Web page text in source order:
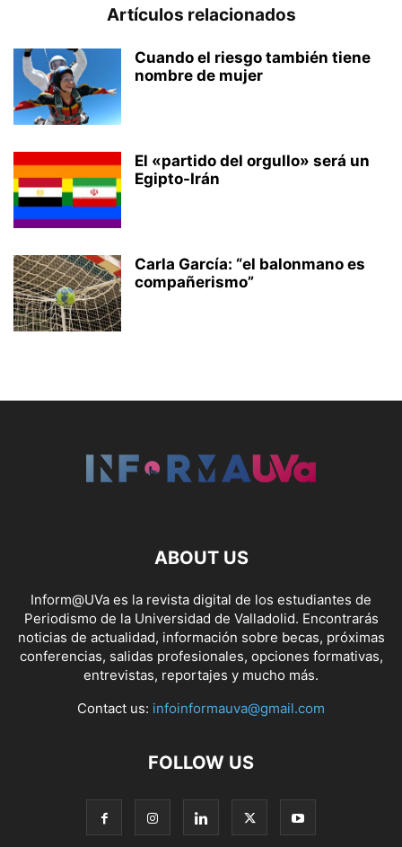
Artículos relacionados
Cuando el riesgo también tiene
nombre de mujer
El «partido del orgullo» será un
Egipto-Irán
Carla García: “el balonmano es
compañerismo”
ABOUT US
Inform@UVa es la revista digital de los estudiantes de
Periodismo de la Universidad de Valladolid. Encontrarás
noticias de actualidad, información sobre becas, próximas
conferencias, salidas profesionales, opciones formativas,
entrevistas, reportajes y mucho más.
Contact us: infoinformauva@gmail.com
FOLLOW US